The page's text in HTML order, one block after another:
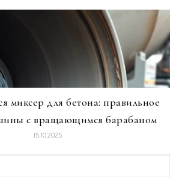
миксер для бетона: правильное
с вращающимся барабаном
15.10.2025